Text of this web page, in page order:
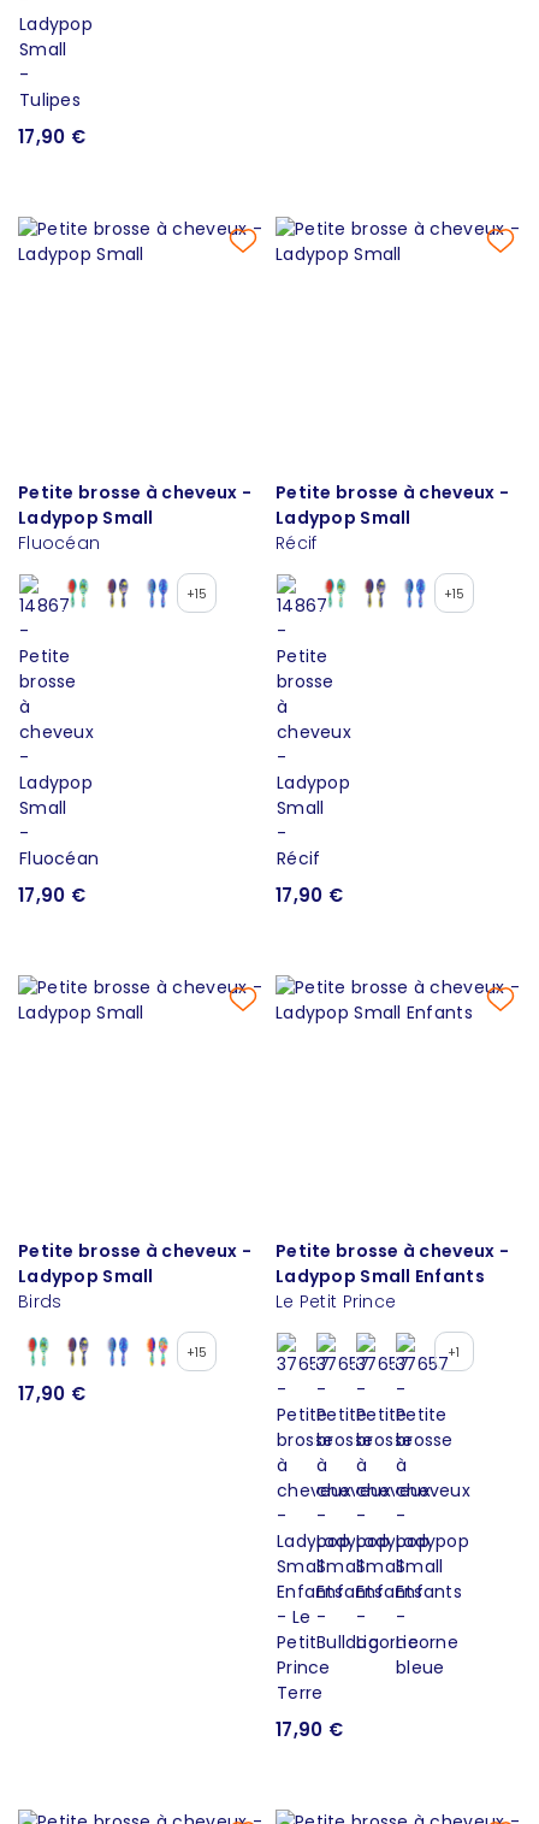
17,90 €
Petite brosse à cheveux -
Ladypop Small
Fluocéan
+15
17,90 €
Petite brosse à cheveux -
Ladypop Small
Récif
+15
17,90 €
Petite brosse à cheveux -
Ladypop Small
Birds
+15
17,90 €
Petite brosse à cheveux -
Ladypop Small Enfants
Le Petit Prince
+1
17,90 €